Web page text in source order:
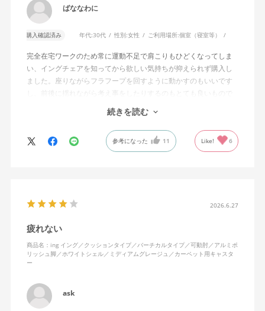
ばななわに
購入確認済み 年代:30代 性別:女性 ご利用場所:個室（寝室等）
完全在宅ワークのため常に運動不足で肩こりもひどくなってしま
い、イングチェアを知ってから欲しい気持ちが抑えられず購入し
ました。座りながらフラフープを回すように動かすのもいいです
し、前後に揺れながら考え事をしたりするのもとても良いもので
す。カチャカチャ音が鳴るわけではないのですが、オフィスで揺
れてばっかだと怒られそうですが、自宅なら何も気にせずに使え
特に前後に揺らす時にヘッドレストありで購入して良かったと思
えます。揺れを止める機能もちゃんとあります。
続きを読む
参考になった 11 Like! 6
2026.6.27
疲れない
商品名：ing イング／クッションタイプ／バーチカルタイプ／可動肘／アルミポ
リッシュ脚／ホワイトシェル／ミディアムグレージュ／カーペット用キャスタ
ー
ask